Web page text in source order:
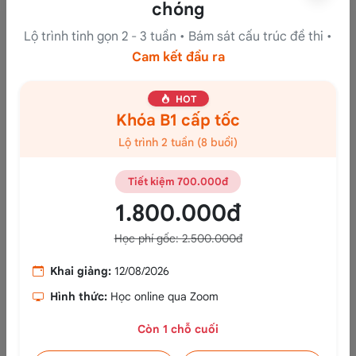
hủy kết quả giữ chỗ tự động.
Đối với các thí sinh được cơ quan, doanh nghiệp tài
Thí sinh cần gửi email yêu cầu xuất hóa đơn kèm
theo đầy đủ thông tin mã số thuế, tên doanh
nghiệp về địa chỉ email của Trung tâm Khảo thí
DNC.
Thời hạn yêu cầu: Bắt buộc phải gửi yêu cầu
chóng
Lộ trình tinh gọn 2 - 3 tuần • Bám sát cấu trúc đề thi •
Cam kết đầu ra
HOT
Khóa B1 cấp tốc
Lộ trình 2 tuần (8 buổi)
Tiết kiệm 700.000đ
1.800.000đ
Học phí gốc: 2.500.000đ
Khai giảng: 12/08/2026
Hình thức: Học online qua Zoom
Còn 1 chỗ cuối